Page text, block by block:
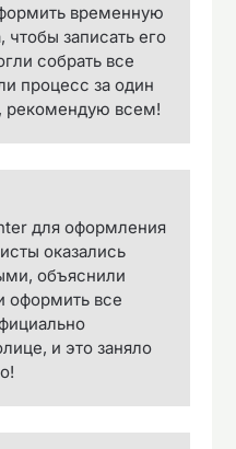
временную
чтобы записать его
собрать все
процесс за один
рекомендую всем!
для оформления
оказались
объяснили
оформить все
и это заняло